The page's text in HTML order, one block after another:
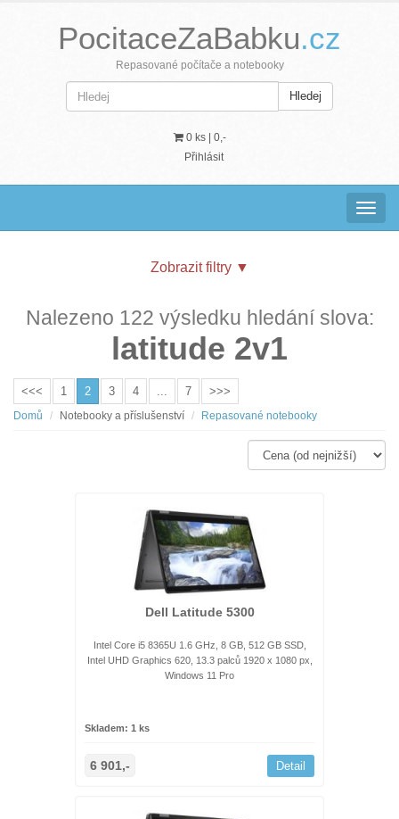
PocitaceZaBabku.cz
Repasované počítače a notebooky
Hledej
0 ks | 0,-
Přihlásit
Zobrazit filtry ▼
Nalezeno 122 výsledku hledání slova:
latitude 2v1
<<< 1 2 3 4 ... 7 >>>
Domů Notebooky a příslušenství Repasované notebooky
Dell Latitude 5300
Intel Core i5 8365U 1.6 GHz, 8 GB, 512 GB SSD,
Intel UHD Graphics 620, 13.3 palců 1920 x 1080 px,
Windows 11 Pro
Skladem: 1 ks
6 901,- Detail